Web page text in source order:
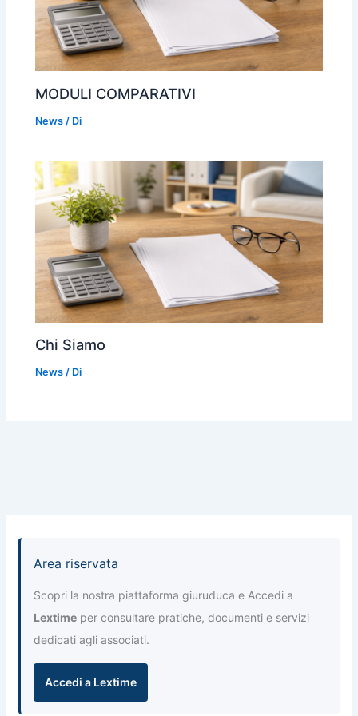
MODULI COMPARATIVI
News / Di
Chi Siamo
News / Di
Area riservata
Scopri la nostra piattaforma giuruduca e Accedi a
Lextime per consultare pratiche, documenti e servizi
dedicati agli associati.
Accedi a Lextime